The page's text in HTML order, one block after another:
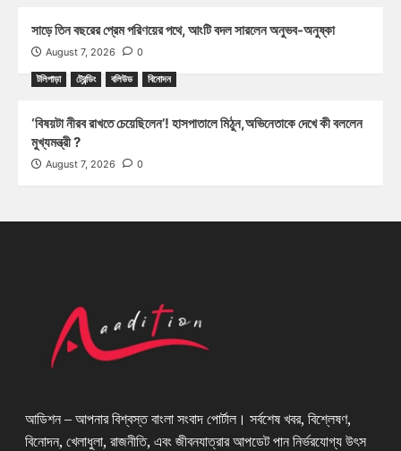
সাড়ে তিন বছরের প্রেম পরিণয়ের পথে, আংটি বদল সারলেন অনুভব-অনুষ্কা
August 7, 2026 0
টলিপাড়া ট্রেন্ডিং বলিউড বিনোদন
‘বিষয়টা নীরব রাখতে চেয়েছিলেন’! হাসপাতালে মিঠুন,অভিনেতাকে দেখে কী বললেন
মুখ্যমন্ত্রী ?
August 7, 2026 0
আডিশন – আপনার বিশ্বস্ত বাংলা সংবাদ পোর্টাল। সর্বশেষ খবর, বিশ্লেষণ,
বিনোদন, খেলাধুলা, রাজনীতি, এবং জীবনযাত্রার আপডেট পান নির্ভরযোগ্য উৎস